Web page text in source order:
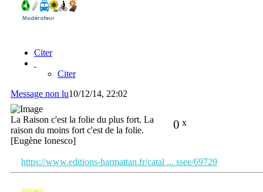
Citer
Citer
Message non lu10/12/14, 22:02
0 x
La Raison c'est la folie du plus fort. La
raison du moins fort c'est de la folie.
[Eugène Ionesco]
https://www.editions-harmattan.fr/catal ... ssee/69729